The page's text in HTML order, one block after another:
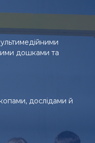
дошками та
дослідами й